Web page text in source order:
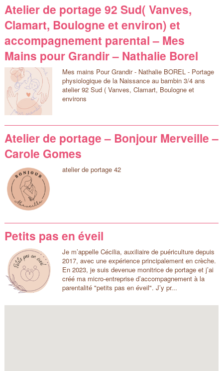
Atelier de portage 92 Sud( Vanves,
Clamart, Boulogne et environ) et
accompagnement parental – Mes
Mains pour Grandir – Nathalie Borel
Mes mains Pour Grandir - Nathalie BOREL - Portage
physiologique de la Naissance au bambin 3/4 ans
atelier 92 Sud ( Vanves, Clamart, Boulogne et
environs
Atelier de portage – Bonjour Merveille –
Carole Gomes
atelier de portage 42
Petits pas en éveil
Je m’appelle Cécilia, auxiliaire de puériculture depuis
2017, avec une expérience principalement en crèche.
En 2023, je suis devenue monitrice de portage et j’ai
créé ma micro-entreprise d’accompagnement à la
parentalité "petits pas en éveil". J’y pr...